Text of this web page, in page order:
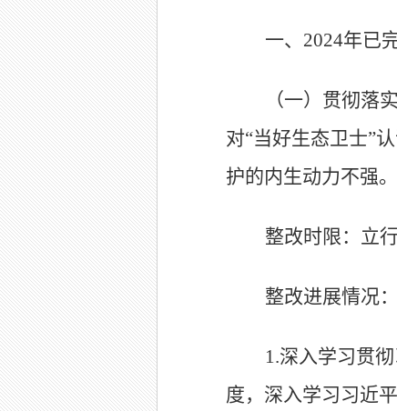
一、 2024年已
（一） 贯彻落
对“当好生态卫士”
护的内生动力不强。
整改时限：立
整改进展情况
1.深入学习贯
度，深入学习习近